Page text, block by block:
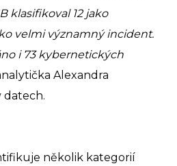
klasifikoval 12 jako
velmi významný incident.
i 73 kybernetických
Alexandra
datech.
několik kategorií